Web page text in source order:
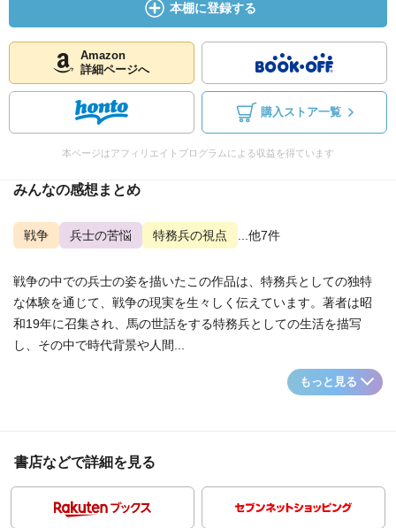
本棚に登録する
Amazon
詳細ページへ
購入ストア一覧
本ページはアフィリエイトプログラムによる収益を得ています
みんなの感想まとめ
戦争 兵士の苦悩 特務兵の視点 ...他7件
戦争の中での兵士の姿を描いたこの作品は、特務兵としての独特
な体験を通じて、戦争の現実を生々しく伝えています。著者は昭
和19年に召集され、馬の世話をする特務兵としての生活を描写
し、その中で時代背景や人間...
もっと見る
書店などで詳細を見る